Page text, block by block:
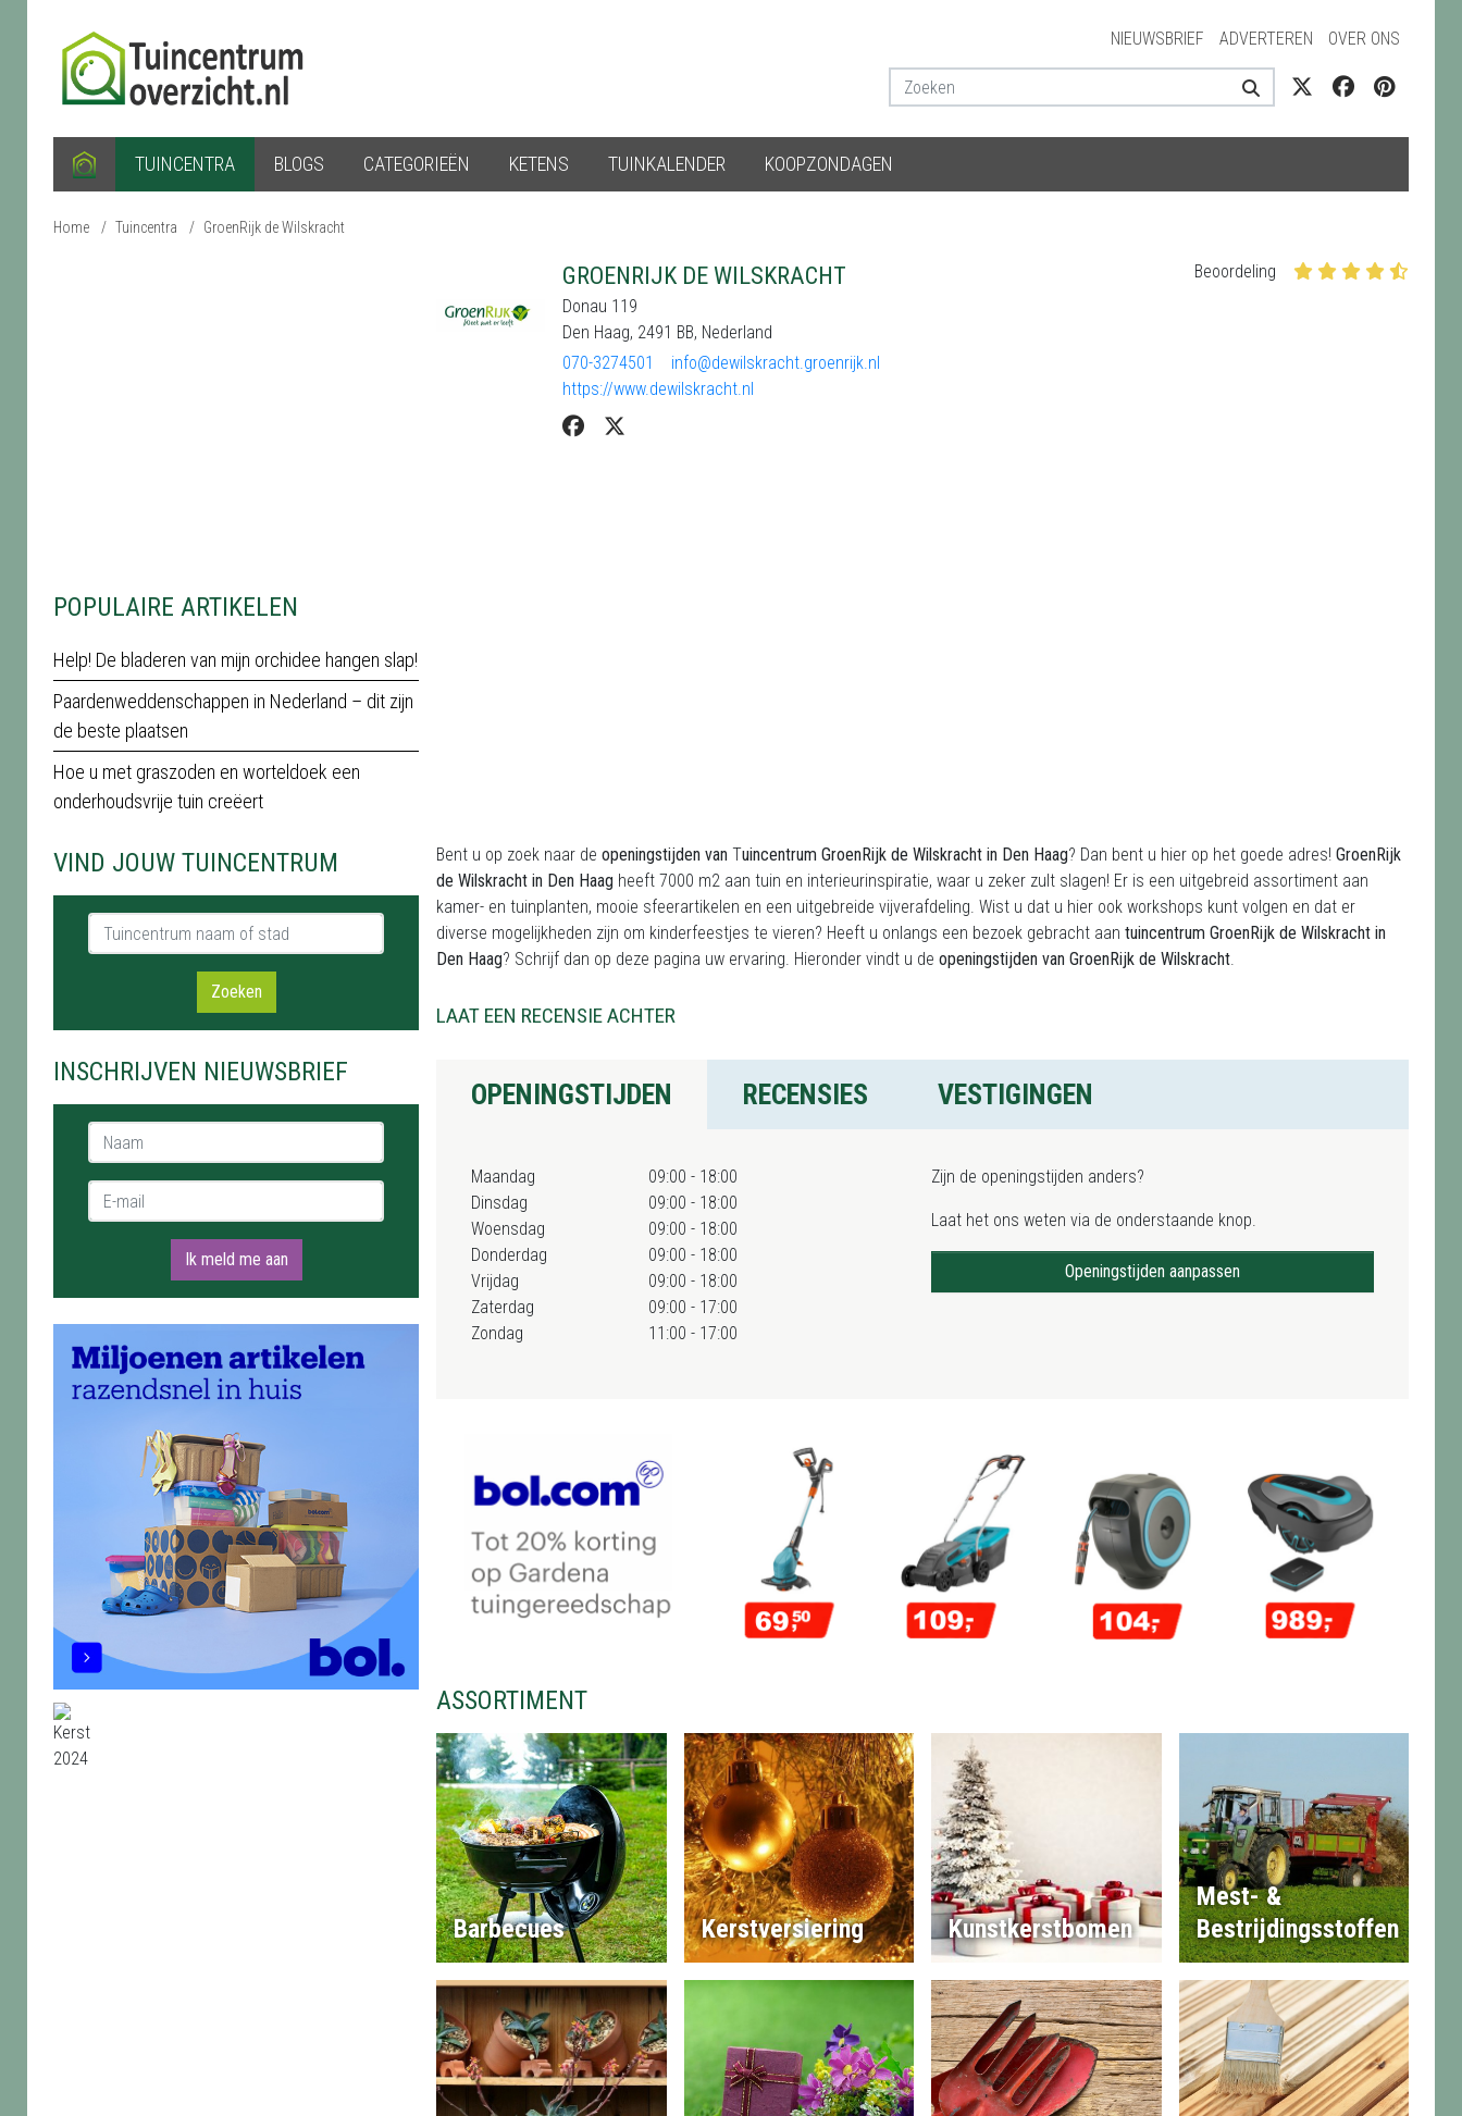
NIEUWSBRIEF ADVERTEREN OVER ONS
TUINCENTRA BLOGS CATEGORIEËN KETENS TUINKALENDER KOOPZONDAGEN
Home / Tuincentra / GroenRijk de Wilskracht
POPULAIRE ARTIKELEN
Help! De bladeren van mijn orchidee hangen slap!
Paardenweddenschappen in Nederland – dit zijn
de beste plaatsen
Hoe u met graszoden en worteldoek een
onderhoudsvrije tuin creëert
VIND JOUW TUINCENTRUM
Tuincentrum naam of stad
Zoeken
INSCHRIJVEN NIEUWSBRIEF
Naam *
E-mail *
Ik meld me aan
GROENRIJK DE WILSKRACHT
Donau 119
Den Haag, 2491 BB, Nederland
070-3274501
info@dewilskracht.groenrijk.nl
https://www.dewilskracht.nl
Beoordeling
Bent u op zoek naar de openingstijden van Tuincentrum GroenRijk de Wilskracht in Den Haag? Dan bent u hier op het goede adres! GroenRijk
de Wilskracht in Den Haag heeft 7000 m2 aan tuin en interieurinspiratie, waar u zeker zult slagen! Er is een uitgebreid assortiment aan
kamer- en tuinplanten, mooie sfeerartikelen en een uitgebreide vijverafdeling. Wist u dat u hier ook workshops kunt volgen en dat er
diverse mogelijkheden zijn om kinderfeestjes te vieren? Heeft u onlangs een bezoek gebracht aan tuincentrum GroenRijk de Wilskracht in
Den Haag? Schrijf dan op deze pagina uw ervaring. Hieronder vindt u de openingstijden van GroenRijk de Wilskracht.
LAAT EEN RECENSIE ACHTER
OPENINGSTIJDEN RECENSIES VESTIGINGEN
Maandag
09:00 - 18:00
Dinsdag
09:00 - 18:00
Woensdag
09:00 - 18:00
Donderdag
09:00 - 18:00
Vrijdag
09:00 - 18:00
Zaterdag
09:00 - 17:00
Zondag
11:00 - 17:00
Zijn de openingstijden anders?
Laat het ons weten via de onderstaande knop.
Openingstijden aanpassen
ASSORTIMENT
Barbecues Kerstversiering Kunstkerstbomen
Mest- &
Bestrijdingsstoffen